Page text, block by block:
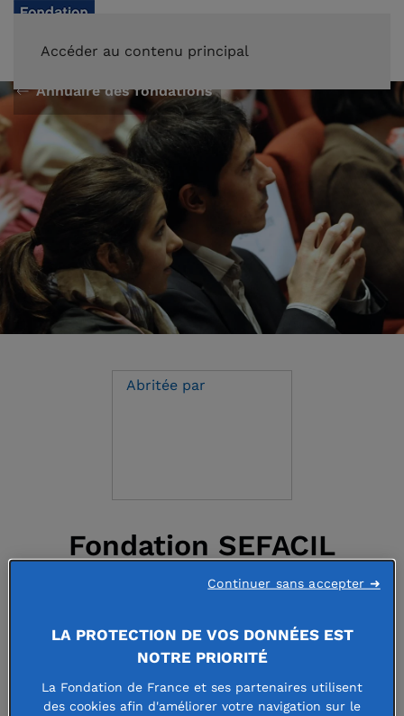
Accéder au contenu principal
Annuaire des fondations
Abritée par
Fondation SEFACIL
http://www.sefacil.com
LA PROTECTION DE VOS DONNÉES EST
NOTRE PRIORITÉ
La Fondation de France et ses partenaires utilisent
des cookies afin d'améliorer votre navigation sur le
Continuer sans accepter ➜